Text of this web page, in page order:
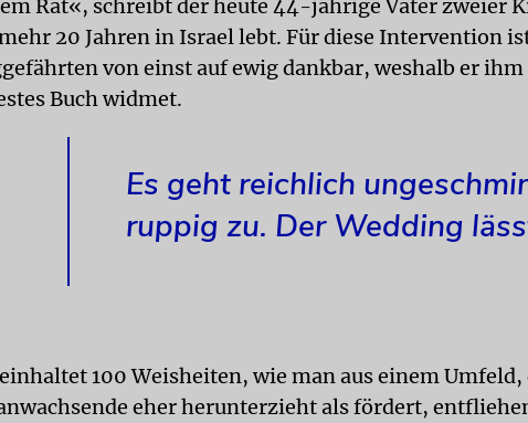
Rat«, schreibt der heute 44-jährige Vater zweier
20 Jahren in Israel lebt. Für diese Intervention
von einst auf ewig dankbar, weshalb er ihm
Buch widmet.
Es geht reichlich
ruppig zu. Der Wedding
100 Weisheiten, wie man aus einem Umfeld,
eher herunterzieht als fördert,